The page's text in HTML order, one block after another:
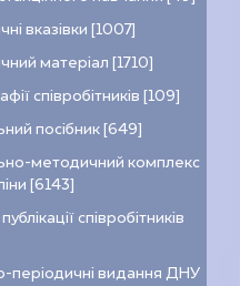
вказівки [1007]
матеріал [1710]
співробітників [109]
посібник [649]
методичний комплекс
[6143]
співробітників
періодичні видання ДНУ